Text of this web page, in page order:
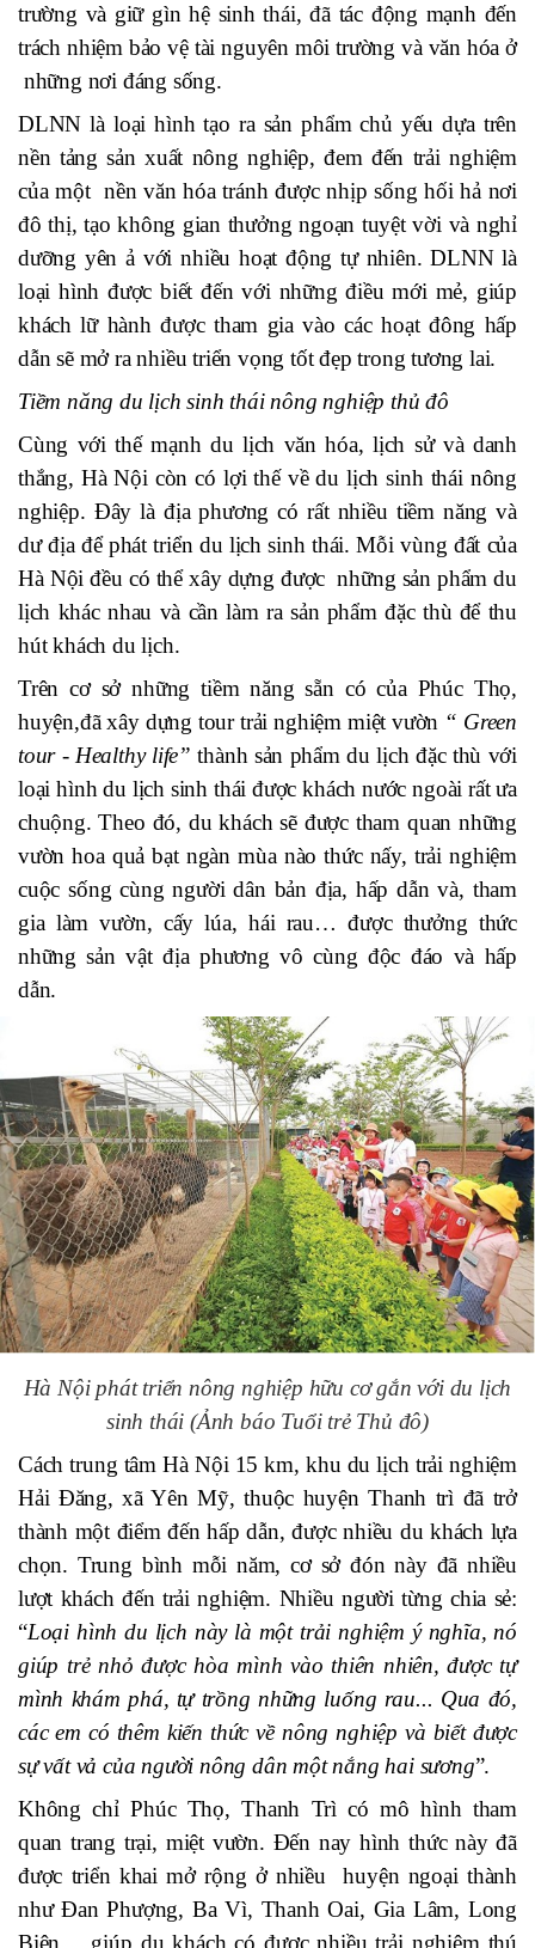
trường và giữ gìn hệ sinh thái, đã tác động mạnh đến
trách nhiệm bảo vệ tài nguyên môi trường và văn hóa ở
những nơi đáng sống.
DLNN là loại hình tạo ra sản phẩm chủ yếu dựa trên
nền tảng sản xuất nông nghiệp, đem đến trải nghiệm
của một nền văn hóa tránh được nhịp sống hối hả nơi
đô thị, tạo không gian thưởng ngoạn tuyệt vời và nghỉ
dưỡng yên ả với nhiều hoạt động tự nhiên. DLNN là
loại hình được biết đến với những điều mới mẻ, giúp
khách lữ hành được tham gia vào các hoạt đông hấp
dẫn sẽ mở ra nhiều triển vọng tốt đẹp trong tương lai.
Tiềm năng du lịch sinh thái nông nghiệp thủ đô
Cùng với thế mạnh du lịch văn hóa, lịch sử và danh
thắng, Hà Nội còn có lợi thế về du lịch sinh thái nông
nghiệp. Đây là địa phương có rất nhiều tiềm năng và
dư địa để phát triển du lịch sinh thái. Mỗi vùng đất của
Hà Nội đều có thể xây dựng được những sản phẩm du
lịch khác nhau và cần làm ra sản phẩm đặc thù để thu
hút khách du lịch.
Trên cơ sở những tiềm năng sẵn có của Phúc Thọ,
huyện,đã xây dựng tour trải nghiệm miệt vườn “ Green
tour - Healthy life” thành sản phẩm du lịch đặc thù với
loại hình du lịch sinh thái được khách nước ngoài rất ưa
chuộng. Theo đó, du khách sẽ được tham quan những
vườn hoa quả bạt ngàn mùa nào thức nấy, trải nghiệm
cuộc sống cùng người dân bản địa, hấp dẫn và, tham
gia làm vườn, cấy lúa, hái rau… được thưởng thức
những sản vật địa phương vô cùng độc đáo và hấp
dẫn.
Hà Nội phát triển nông nghiệp hữu cơ gắn với du lịch
sinh thái (Ảnh báo Tuổi trẻ Thủ đô)
Cách trung tâm Hà Nội 15 km, khu du lịch trải nghiệm
Hải Đăng, xã Yên Mỹ, thuộc huyện Thanh trì đã trở
thành một điểm đến hấp dẫn, được nhiều du khách lựa
chọn. Trung bình mỗi năm, cơ sở đón này đã nhiều
lượt khách đến trải nghiệm. Nhiều người từng chia sẻ:
“Loại hình du lịch này là một trải nghiệm ý nghĩa, nó
giúp trẻ nhỏ được hòa mình vào thiên nhiên, được tự
mình khám phá, tự trồng những luống rau... Qua đó,
các em có thêm kiến thức về nông nghiệp và biết được
sự vất vả của người nông dân một nắng hai sương”.
Không chỉ Phúc Thọ, Thanh Trì có mô hình tham
quan trang trại, miệt vườn. Đến nay hình thức này đã
được triển khai mở rộng ở nhiều huyện ngoại thành
như Đan Phượng, Ba Vì, Thanh Oai, Gia Lâm, Long